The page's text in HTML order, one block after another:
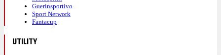
Guerinsportivo
Sport Network
Fantacup
UTILITY